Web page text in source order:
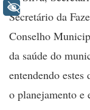
Secretário da
Conselho
da saúde do
entendendo
o planejamento e
+